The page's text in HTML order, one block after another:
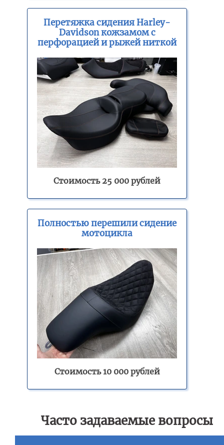
Перетяжка сидения Harley-
Davidson кожзамом с
перфорацией и рыжей ниткой
Стоимость 25 000 рублей
Полностью перешили сидение
мотоцикла
Стоимость 10 000 рублей
Часто задаваемые вопросы